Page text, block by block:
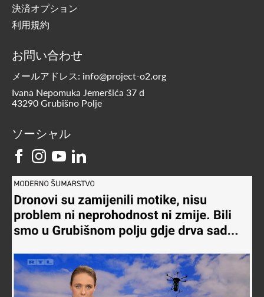
決済オプション
利用規約
お問い合わせ
メールアドレス: info@project-o2.org
Ivana Nepomuka Jemeršića 37 d
43290 Grubišno Polje
ソーシャル